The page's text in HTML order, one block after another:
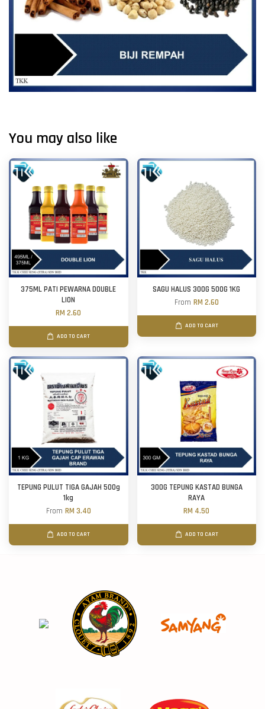
You may also like
375ML PATI PEWARNA DOUBLE
LION
RM 2.60
ADD TO CART
SAGU HALUS 300G 500G 1KG
From RM 2.60
ADD TO CART
TEPUNG PULUT TIGA GAJAH 500g
1kg
From RM 3.40
ADD TO CART
300G TEPUNG KASTAD BUNGA
RAYA
RM 4.50
ADD TO CART